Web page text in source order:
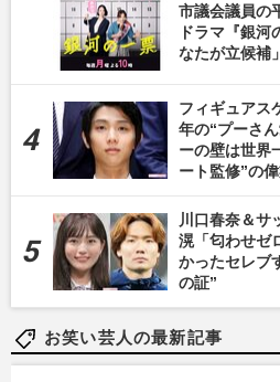
市議会議員の
ドラマ『銀河
なたが立候補
フィギュアス
年の“プーさ
ーの壁は世界
ート監修”の
川口春奈＆サ
滉「匂わせゼ
かったセレブ
の証”
お笑い芸人の最新記事